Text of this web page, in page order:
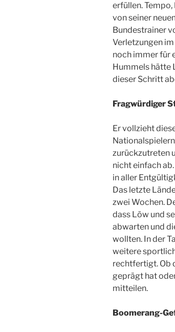
erfüllen.
von seiner
Bundestrainer
Verletzungen
noch immer für
Hummels hätte
dieser Schritt
Fragwürdiger
Er vollzieht
zurückzutreten
nicht einfach
in aller
Das letzte
zwei Wochen.
dass Löw und
abwarten und
wollten. In der
weitere
rechtfertigt. Ob
geprägt hat
mitteilen.
Boomerang-